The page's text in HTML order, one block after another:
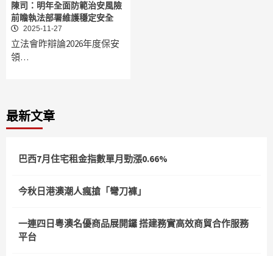
陳司：明年全面防範治安風險
前瞻執法部署維護穩定安全
2025-11-27
立法會昨辯論2026年度保安
領…
最新文章
巴西7月住宅租金指數單月勁漲0.66%
今秋日港澳潮人瘋搶「彎刀褲」
一連四日粵澳名優商品展開鑼 搭建務實高效商貿合作服務
平台